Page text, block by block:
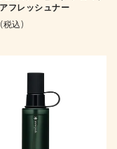
フレッシュナー
込)